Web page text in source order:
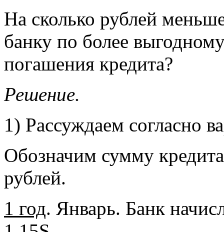
На сколько рублей
банку по более
погашения кредита?
Решение.
1) Рассуждаем согласно
Обозначим сумму
рублей.
1 год. Январь. Банк